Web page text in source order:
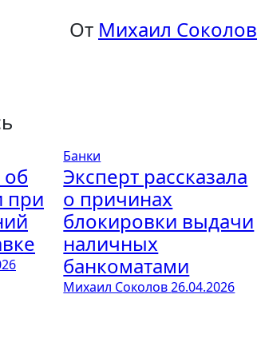
От Михаил Соколов
об
при
Банки
Эксперт рассказала
о причинах
блокировки выдачи
наличных
банкоматами
Михаил Соколов26.04.2026